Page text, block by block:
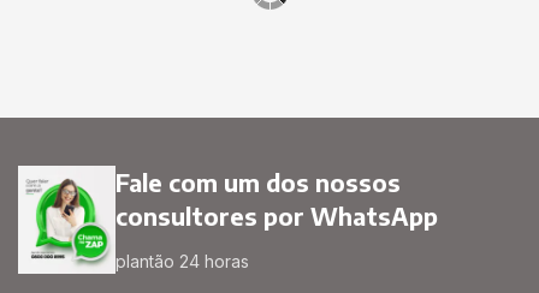
Fale com um dos nossos
consultores por WhatsApp
plantão 24 horas